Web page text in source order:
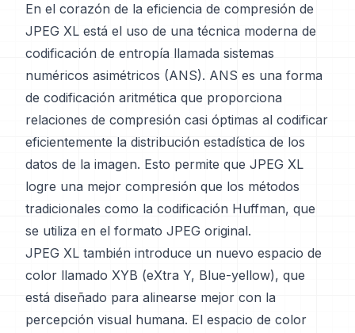
En el corazón de la eficiencia de compresión de
JPEG XL está el uso de una técnica moderna de
codificación de entropía llamada sistemas
numéricos asimétricos (ANS). ANS es una forma
de codificación aritmética que proporciona
relaciones de compresión casi óptimas al codificar
eficientemente la distribución estadística de los
datos de la imagen. Esto permite que JPEG XL
logre una mejor compresión que los métodos
tradicionales como la codificación Huffman, que
se utiliza en el formato JPEG original.
JPEG XL también introduce un nuevo espacio de
color llamado XYB (eXtra Y, Blue-yellow), que
está diseñado para alinearse mejor con la
percepción visual humana. El espacio de color